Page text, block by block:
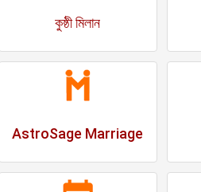
কুষ্ঠী মিলান
AstroSage Marriage